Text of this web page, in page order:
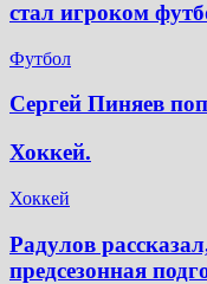
стал игроком
Футбол
Сергей Пиняев
Хоккей.
Хоккей
Радулов
предсезонная